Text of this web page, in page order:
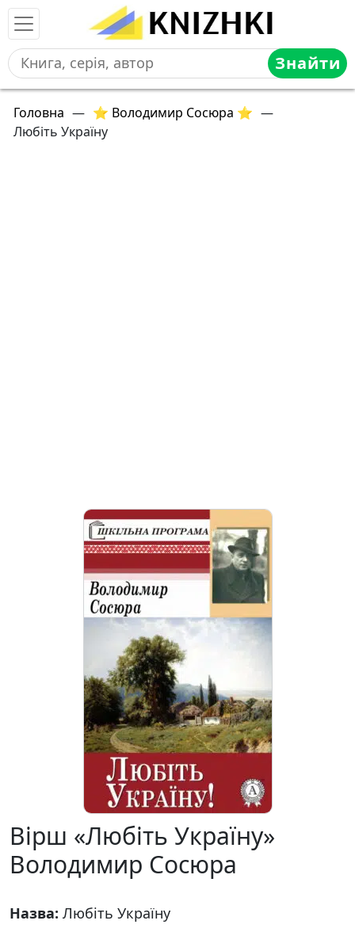
Знайти
Головна — ⭐ Володимир Сосюра ⭐ —
Любіть Україну
Вірш «Любіть Україну»
Володимир Сосюра
Назва: Любіть Україну